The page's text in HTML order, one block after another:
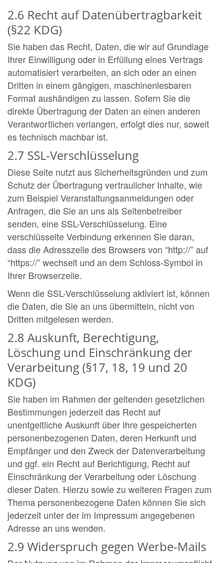
2.6 Recht auf Datenübertragbarkeit
(§22 KDG)
Sie haben das Recht, Daten, die wir auf Grundlage
Ihrer Einwilligung oder in Erfüllung eines Vertrags
automatisiert verarbeiten, an sich oder an einen
Dritten in einem gängigen, maschinenlesbaren
Format aushändigen zu lassen. Sofern Sie die
direkte Übertragung der Daten an einen anderen
Verantwortlichen verlangen, erfolgt dies nur, soweit
es technisch machbar ist.
2.7 SSL-Verschlüsselung
Diese Seite nutzt aus Sicherheitsgründen und zum
Schutz der Übertragung vertraulicher Inhalte, wie
zum Beispiel Veranstaltungsanmeldungen oder
Anfragen, die Sie an uns als Seitenbetreiber
senden, eine SSL-Verschlüsselung. Eine
verschlüsselte Verbindung erkennen Sie daran,
dass die Adresszeile des Browsers von “http://” auf
“https://” wechselt und an dem Schloss-Symbol in
Ihrer Browserzeile.
Wenn die SSL-Verschlüsselung aktiviert ist, können
die Daten, die Sie an uns übermitteln, nicht von
Dritten mitgelesen werden.
2.8 Auskunft, Berechtigung,
Löschung und Einschränkung der
Verarbeitung (§17, 18, 19 und 20
KDG)
Sie haben im Rahmen der geltenden gesetzlichen
Bestimmungen jederzeit das Recht auf
unentgeltliche Auskunft über Ihre gespeicherten
personenbezogenen Daten, deren Herkunft und
Empfänger und den Zweck der Datenverarbeitung
und ggf. ein Recht auf Berichtigung, Recht auf
Einschränkung der Verarbeitung oder Löschung
dieser Daten. Hierzu sowie zu weiteren Fragen zum
Thema personenbezogene Daten können Sie sich
jederzeit unter der im Impressum angegebenen
Adresse an uns wenden.
2.9 Widerspruch gegen Werbe-Mails